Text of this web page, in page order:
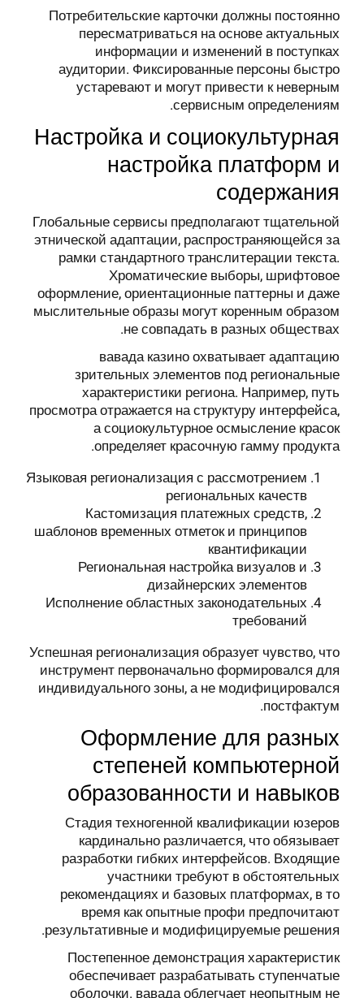
Потребительские карточки должны постоянно
пересматриваться на основе актуальных
информации и изменений в поступках
аудитории. Фиксированные персоны быстро
устаревают и могут привести к неверным
сервисным определениям.
Настройка и социокультурная
настройка платформ и
содержания
Глобальные сервисы предполагают тщательной
этнической адаптации, распространяющейся за
рамки стандартного транслитерации текста.
Хроматические выборы, шрифтовое
оформление, ориентационные паттерны и даже
мыслительные образы могут коренным образом
не совпадать в разных обществах.
вавада казино охватывает адаптацию
зрительных элементов под региональные
характеристики региона. Например, путь
просмотра отражается на структуру интерфейса,
а социокультурное осмысление красок
определяет красочную гамму продукта.
Языковая регионализация с рассмотрением
региональных качеств
Кастомизация платежных средств,
шаблонов временных отметок и принципов
квантификации
Региональная настройка визуалов и
дизайнерских элементов
Исполнение областных законодательных
требований
Успешная регионализация образует чувство, что
инструмент первоначально формировался для
индивидуального зоны, а не модифицировался
постфактум.
Оформление для разных
степеней компьютерной
образованности и навыков
Стадия техногенной квалификации юзеров
кардинально различается, что обязывает
разработки гибких интерфейсов. Входящие
участники требуют в обстоятельных
рекомендациях и базовых платформах, в то
время как опытные профи предпочитают
результативные и модифицируемые решения.
Постепенное демонстрация характеристик
обеспечивает разрабатывать ступенчатые
оболочки. вавада облегчает неопытным не